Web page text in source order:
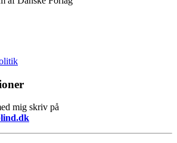
mig skriv på